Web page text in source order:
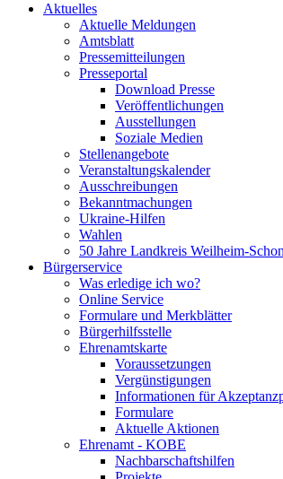
Aktuelles
Aktuelle Meldungen
Amtsblatt
Pressemitteilungen
Presseportal
Download Presse
Veröffentlichungen
Ausstellungen
Soziale Medien
Stellenangebote
Veranstaltungskalender
Ausschreibungen
Bekanntmachungen
Ukraine-Hilfen
Wahlen
50 Jahre Landkreis Weilheim-
Bürgerservice
Was erledige ich wo?
Online Service
Formulare und Merkblätter
Bürgerhilfsstelle
Ehrenamtskarte
Voraussetzungen
Vergünstigungen
Informationen für
Formulare
Aktuelle Aktionen
Ehrenamt - KOBE
Nachbarschaftshilfen